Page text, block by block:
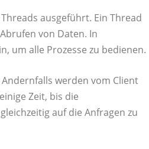
ausgeführt. Ein Thread
von Daten. In
um alle Prozesse zu bedienen.
werden vom Client
Zeit, bis die
auf die Anfragen zu